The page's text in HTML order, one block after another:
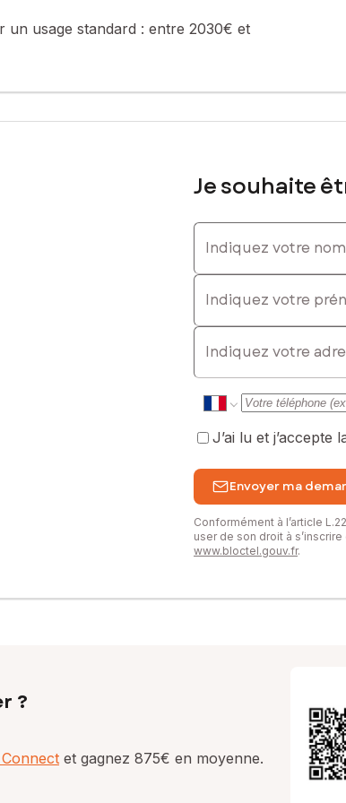
un usage standard : entre 2030€ et
Je souhaite
Indiquez votre nom
Indiquez votre prénom
E-mail
J’ai lu et j’accepte
Envoyer ma
Conformément à l’article
user de son droit à
www.bloctel.gouv.fr.
?
Connect et gagnez 875€ en moyenne.